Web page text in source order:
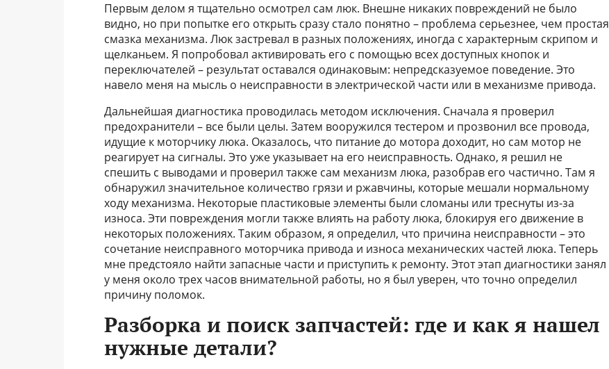
Первым делом я тщательно осмотрел сам люк. Внешне никаких повреждений не было
видно, но при попытке его открыть сразу стало понятно – проблема серьезнее, чем простая
смазка механизма. Люк застревал в разных положениях, иногда с характерным скрипом и
щелканьем. Я попробовал активировать его с помощью всех доступных кнопок и
переключателей – результат оставался одинаковым: непредсказуемое поведение. Это
навело меня на мысль о неисправности в электрической части или в механизме привода.
Дальнейшая диагностика проводилась методом исключения. Сначала я проверил
предохранители – все были целы. Затем вооружился тестером и прозвонил все провода,
идущие к моторчику люка. Оказалось, что питание до мотора доходит, но сам мотор не
реагирует на сигналы. Это уже указывает на его неисправность. Однако, я решил не
спешить с выводами и проверил также сам механизм люка, разобрав его частично. Там я
обнаружил значительное количество грязи и ржавчины, которые мешали нормальному
ходу механизма. Некоторые пластиковые элементы были сломаны или треснуты из-за
износа. Эти повреждения могли также влиять на работу люка, блокируя его движение в
некоторых положениях. Таким образом, я определил, что причина неисправности – это
сочетание неисправного моторчика привода и износа механических частей люка. Теперь
мне предстояло найти запасные части и приступить к ремонту. Этот этап диагностики занял
у меня около трех часов внимательной работы, но я был уверен, что точно определил
причину поломок.
Разборка и поиск запчастей: где и как я нашел
нужные детали?